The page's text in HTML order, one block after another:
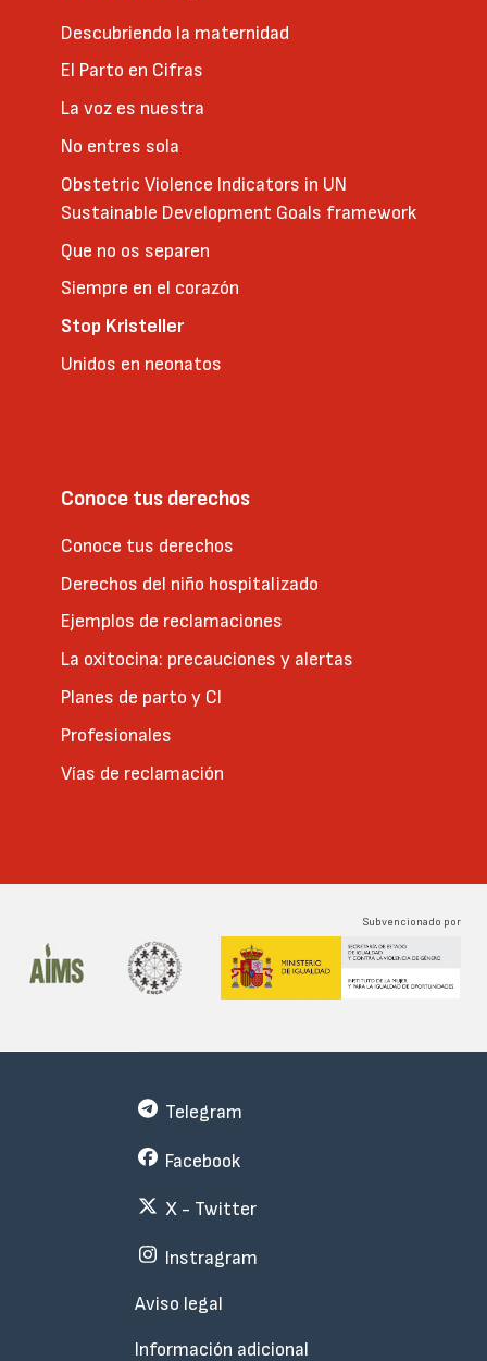
Descubriendo la maternidad
El Parto en Cifras
La voz es nuestra
No entres sola
Obstetric Violence Indicators in UN
Sustainable Development Goals framework
Que no os separen
Siempre en el corazón
Stop Kristeller
Unidos en neonatos
Conoce tus derechos
Conoce tus derechos
Derechos del niño hospitalizado
Ejemplos de reclamaciones
La oxitocina: precauciones y alertas
Planes de parto y CI
Profesionales
Vías de reclamación
Subvencionado por
Subfooter
Telegram
Facebook
X - Twitter
Instragram
Aviso legal
Información adicional